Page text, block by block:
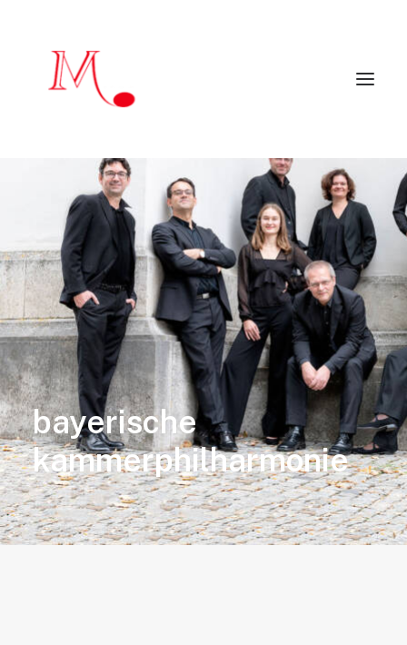
Agenda 2025 – 2026
Críticas y reseñas
Principales programadores
Artistas colaboradores
Contacto
mendialduamusic@gmail.com
bayerische
kammerphilharmonie